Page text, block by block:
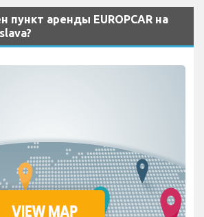
пункт аренды EUROPCAR на